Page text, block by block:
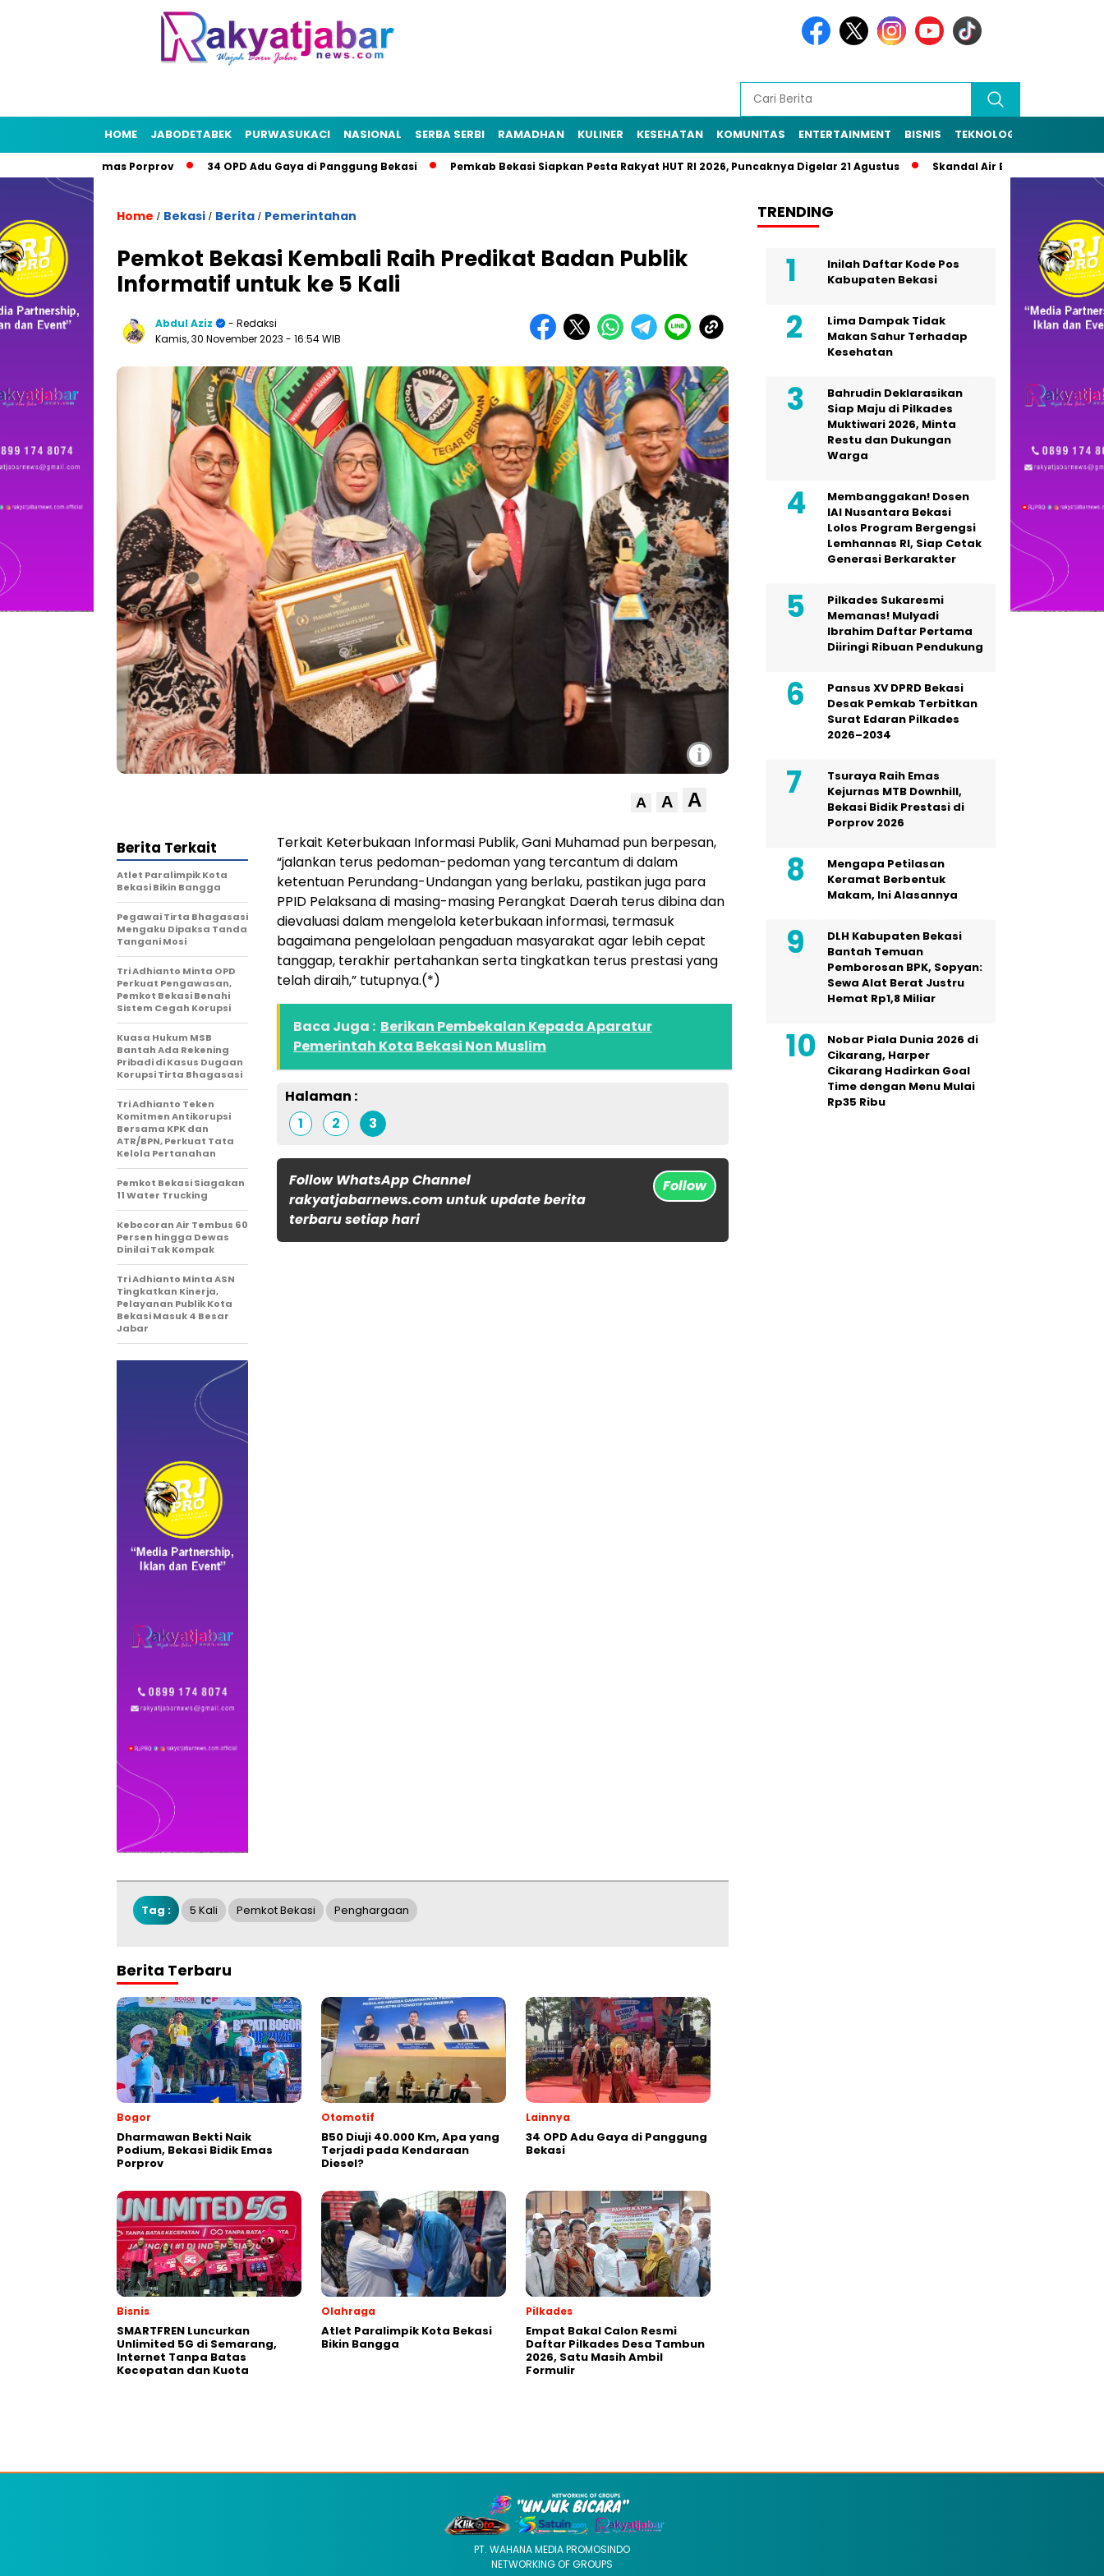
HOME JABODETABEK PURWASUKACI NASIONAL SERBA SERBI RAMADHAN KULINER KESEHATAN KOMUNITAS ENTERTAINMENT BISNIS TEKNOLOGI
Bidik Emas Porprov 34 OPD Adu Gaya di Panggung Bekasi Pemkab Bekasi Siapkan Pesta Rakyat HUT RI 2026, Puncaknya Digelar 21 Agustus Skandal Air Bersih Bekasi! 3 Pejabat
Home / Bekasi / Berita / Pemerintahan
Pemkot Bekasi Kembali Raih Predikat Badan Publik
Informatif untuk ke 5 Kali
Abdul Aziz
- Redaksi
Kamis, 30 November 2023 - 16:54 WIB
i
A A A
Terkait Keterbukaan Informasi Publik, Gani Muhamad pun berpesan,
“jalankan terus pedoman-pedoman yang tercantum di dalam
ketentuan Perundang-Undangan yang berlaku, pastikan juga para
PPID Pelaksana di masing-masing Perangkat Daerah terus dibina dan
dievaluasi dalam mengelola keterbukaan informasi, termasuk
bagaimana pengelolaan pengaduan masyarakat agar lebih cepat
tanggap, terakhir pertahankan serta tingkatkan terus prestasi yang
telah diraih,” tutupnya.(*)
Baca Juga : Berikan Pembekalan Kepada Aparatur
Pemerintah Kota Bekasi Non Muslim
Halaman :
1
2 3
Follow WhatsApp Channel
rakyatjabarnews.com untuk update berita
terbaru setiap hari
Follow
Berita Terkait
Atlet Paralimpik Kota
Bekasi Bikin Bangga
Pegawai Tirta Bhagasasi
Mengaku Dipaksa Tanda
Tangani Mosi
Tri Adhianto Minta OPD
Perkuat Pengawasan,
Pemkot Bekasi Benahi
Sistem Cegah Korupsi
Kuasa Hukum MSB
Bantah Ada Rekening
Pribadi di Kasus Dugaan
Korupsi Tirta Bhagasasi
Tri Adhianto Teken
Komitmen Antikorupsi
Bersama KPK dan
ATR/BPN, Perkuat Tata
Kelola Pertanahan
Pemkot Bekasi Siagakan
11 Water Trucking
Kebocoran Air Tembus 60
Persen hingga Dewas
Dinilai Tak Kompak
Tri Adhianto Minta ASN
Tingkatkan Kinerja,
Pelayanan Publik Kota
Bekasi Masuk 4 Besar
Jabar
Tag : 5 Kali Pemkot Bekasi Penghargaan
Berita Terbaru
Bogor
Dharmawan Bekti Naik
Podium, Bekasi Bidik Emas
Porprov
Otomotif
B50 Diuji 40.000 Km, Apa yang
Terjadi pada Kendaraan
Diesel?
Lainnya
34 OPD Adu Gaya di Panggung
Bekasi
Bisnis
SMARTFREN Luncurkan
Unlimited 5G di Semarang,
Internet Tanpa Batas
Kecepatan dan Kuota
Olahraga
Atlet Paralimpik Kota Bekasi
Bikin Bangga
Pilkades
Empat Bakal Calon Resmi
Daftar Pilkades Desa Tambun
2026, Satu Masih Ambil
Formulir
TRENDING
Inilah Daftar Kode Pos
Kabupaten Bekasi
Lima Dampak Tidak
Makan Sahur Terhadap
Kesehatan
Bahrudin Deklarasikan
Siap Maju di Pilkades
Muktiwari 2026, Minta
Restu dan Dukungan
Warga
Membanggakan! Dosen
IAI Nusantara Bekasi
Lolos Program Bergengsi
Lemhannas RI, Siap Cetak
Generasi Berkarakter
Pilkades Sukaresmi
Memanas! Mulyadi
Ibrahim Daftar Pertama
Diiringi Ribuan Pendukung
Pansus XV DPRD Bekasi
Desak Pemkab Terbitkan
Surat Edaran Pilkades
2026–2034
Tsuraya Raih Emas
Kejurnas MTB Downhill,
Bekasi Bidik Prestasi di
Porprov 2026
Mengapa Petilasan
Keramat Berbentuk
Makam, Ini Alasannya
DLH Kabupaten Bekasi
Bantah Temuan
Pemborosan BPK, Sopyan:
Sewa Alat Berat Justru
Hemat Rp1,8 Miliar
Nobar Piala Dunia 2026 di
Cikarang, Harper
Cikarang Hadirkan Goal
Time dengan Menu Mulai
Rp35 Ribu
PT. WAHANA MEDIA PROMOSINDO
NETWORKING OF GROUPS